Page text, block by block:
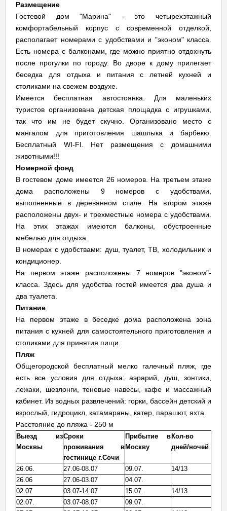
Размещение
Гостевой дом "Марина" - это четырехэтажный
комфортабельный корпус с современной отделкой,
располагает номерами с удобствами и "эконом" класса.
Есть номера с балконами, где можно приятно отдохнуть
после прогулки по городу. Во дворе к дому прилегает
беседка для отдыха и питания с летней кухней и
столиками на свежем воздухе.
Имеется бесплатная автостоянка. Для маленьких
туристов организована детская площадка с игрушками,
так что им не будет скучно. Организовано место с
мангалом для приготовления шашлыка и барбекю.
Бесплатный WI-FI. Нет размещения с домашними
животными!!!
Номерной фонд
В гостевом доме имеется 26 номеров. На третьем этаже
дома расположены 9 номеров с удобствами,
выполненные в деревянном стиле. На втором этаже
расположены двух- и трехместные номера с удобствами.
На этих этажах имеются балконы, обустроенные
мебелью для отдыха.
В номерах с удобствами: душ, туалет, ТВ, холодильник и
кондиционер.
На первом этаже расположены 7 номеров "эконом"-
класса. Здесь для удобства гостей имеется два душа и
два туалета.
Питание
На первом этаже в беседке дома расположена зона
питания с кухней для самостоятельного приготовления и
столиками для принятия пищи.
Пляж
Общегородской бесплатный мелко галечный пляж, где
есть все условия для отдыха: аэрарий, душ, зонтики,
лежаки, шезлонги, теневые навесы, кафе и массажный
кабинет. Из водных развлечений: горки, бассейн детский и
взрослый, гидроцикл, катамараны, катер, парашют, яхта.
Расстояние до пляжа - 250 м
Выезд из
Москвы
Сроки
проживания в
гостинице г.Сочи
Прибытие в
Москву
Кол-во
дней/ночей
26.06. 27.06-08.07 09.07.
14/13
26.06
27.06-03.07
04.07.
02.07
03.07-14.07 15.07.
14/13
02.07.
03.07-08.07
09.07.